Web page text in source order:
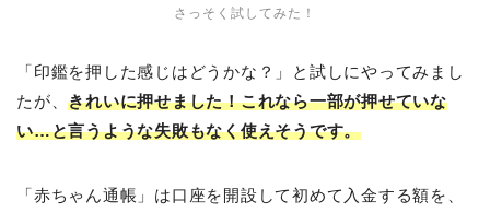
さっそく試してみた！
「印鑑を押した感じはどうかな？」と試しにやってみまし
たが、きれいに押せました！これなら一部が押せていな
い…と言うような失敗もなく使えそうです。
「赤ちゃん通帳」は口座を開設して初めて入金する額を、